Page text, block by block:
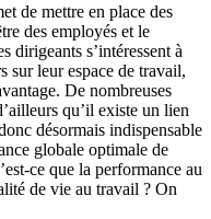
de mettre en place des
des employés et le
dirigeants s’intéressent à
sur leur espace de travail,
De nombreuses
qu’il existe un lien
désormais indispensable
globale optimale de
ce que la performance au
de vie au travail ? On